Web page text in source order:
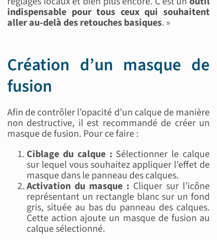
indispensable pour tous ceux qui souhaitent
aller au-delà des retouches basiques. »
Création d’un masque de
fusion
Afin de contrôler l’opacité d’un calque de manière
non destructive, il est recommandé de créer un
masque de fusion. Pour ce faire :
Ciblage du calque : Sélectionner le calque
sur lequel vous souhaitez appliquer l’effet de
masque dans le panneau des calques.
Activation du masque : Cliquer sur l’icône
représentant un rectangle blanc sur un fond
gris, située au bas du panneau des calques.
Cette action ajoute un masque de fusion au
calque sélectionné.